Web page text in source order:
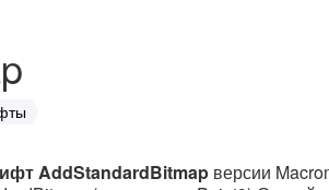
AddStandardBitmap версии